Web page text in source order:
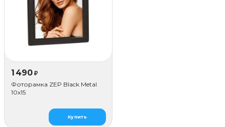
1 490 ₽
Фоторамка ZEP Black Metal
10x15
Купить